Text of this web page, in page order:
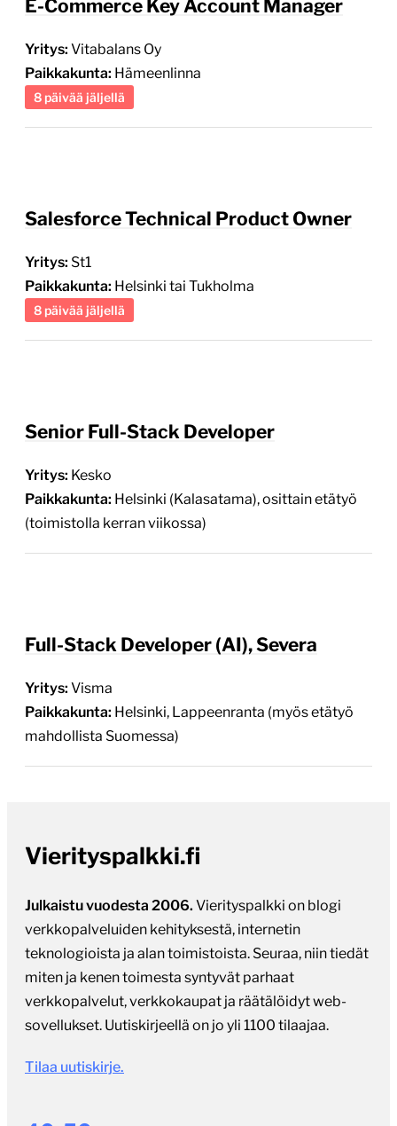
8 päivää jäljellä
Yritys:St1
8 päivää jäljellä
Yritys:Kesko
(toimistolla kerran viikossa)
Yritys:Visma
mahdollista Suomessa)
Julkaistu vuodesta 2006.Vierityspalkki on blogi
teknologioista ja alan toimistoista. Seuraa, niin tiedät
miten ja kenen toimesta syntyvät parhaat
verkkopalvelut, verkkokaupat ja räätälöidyt web-
sovellukset. Uutiskirjeellä on jo yli 1100 tilaajaa.
Tilaa uutiskirje.
40-50